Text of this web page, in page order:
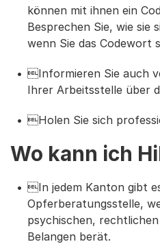
können mit ihnen ein
Besprechen Sie, wie sie
wenn Sie das Codewort
Informieren Sie auch
Ihrer Arbeitsstelle über
Holen Sie sich
Wo kann ich
In jedem Kanton gibt
Opferberatungsstelle,
psychischen,
Belangen berät.